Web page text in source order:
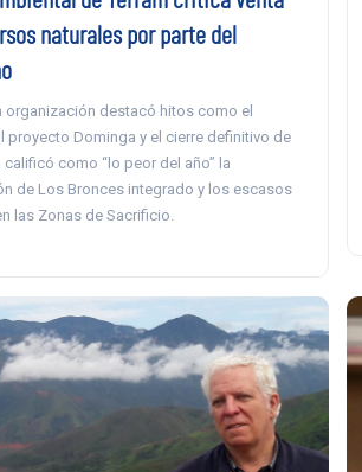
naturales por parte del
organización destacó hitos como el
proyecto Dominga y el cierre definitivo de
calificó como “lo peor del año” la
de Los Bronces integrado y los escasos
las Zonas de Sacrificio.